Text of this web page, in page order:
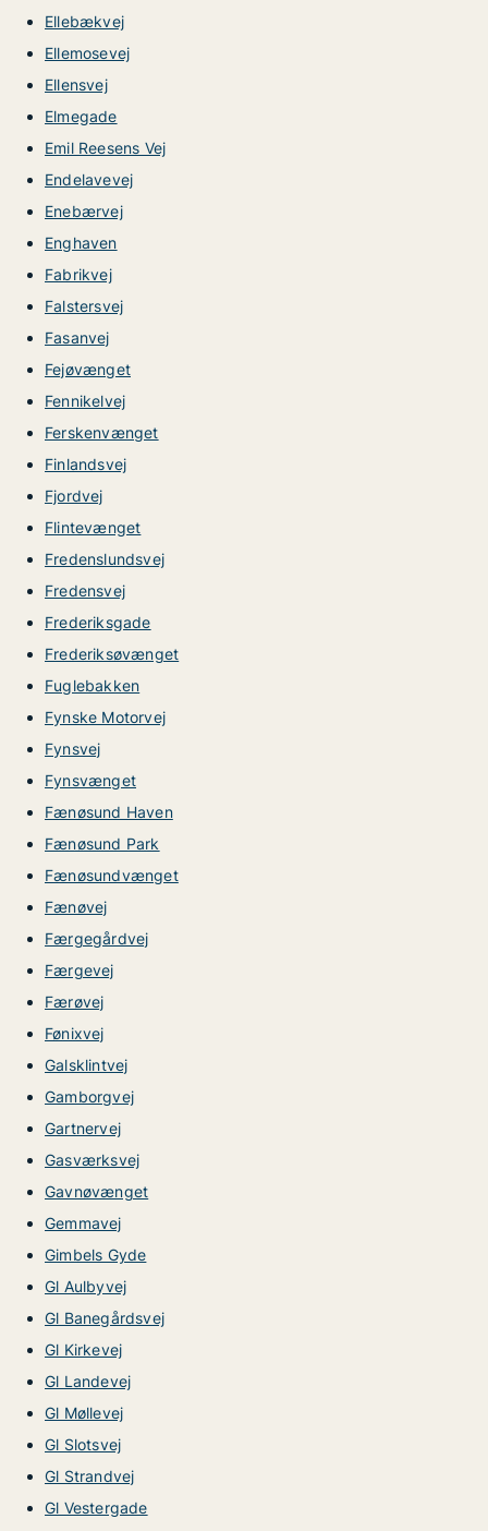
Ellebækvej
Ellemosevej
Ellensvej
Elmegade
Emil Reesens Vej
Endelavevej
Enebærvej
Enghaven
Fabrikvej
Falstersvej
Fasanvej
Fejøvænget
Fennikelvej
Ferskenvænget
Finlandsvej
Fjordvej
Flintevænget
Fredenslundsvej
Fredensvej
Frederiksgade
Frederiksøvænget
Fuglebakken
Fynske Motorvej
Fynsvej
Fynsvænget
Fænøsund Haven
Fænøsund Park
Fænøsundvænget
Fænøvej
Færgegårdvej
Færgevej
Færøvej
Fønixvej
Galsklintvej
Gamborgvej
Gartnervej
Gasværksvej
Gavnøvænget
Gemmavej
Gimbels Gyde
Gl Aulbyvej
Gl Banegårdsvej
Gl Kirkevej
Gl Landevej
Gl Møllevej
Gl Slotsvej
Gl Strandvej
Gl Vestergade